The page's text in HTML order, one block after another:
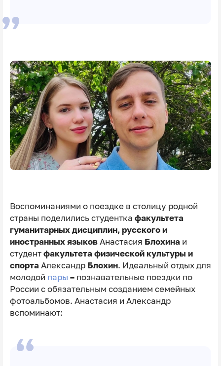
Воспоминаниями о поездке в столицу родной
страны поделились студентка факультета
гуманитарных дисциплин, русского и
иностранных языков Анастасия Блохинаи
студент факультета физической культуры и
спорта Александр Блохин. Идеальный отдых для
молодой пары –познавательные поездки по
России с обязательным созданием семейных
фотоальбомов. Анастасия и Александр
вспоминают: